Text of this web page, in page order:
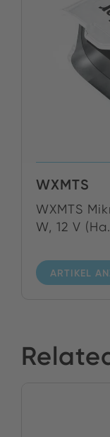
WXMTS
WXMTS
W, 12 V
ARTIKEL